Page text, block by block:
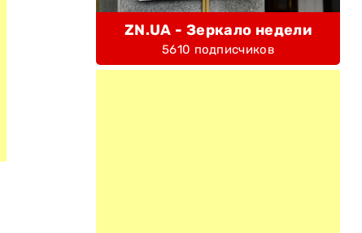
ZN.UA - Зеркало недели
5610 подписчиков